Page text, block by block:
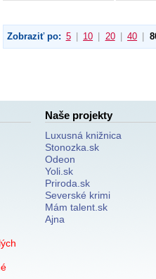
Zobraziť po: 5 10 20 40
Naše projekty
Luxusná knižnica
Stonozka.sk
Odeon
Yoli.sk
Priroda.sk
Severské krimi
Mám talent.sk
Ajna